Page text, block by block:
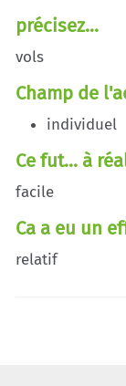
précisez...
vols
Champ de
individuel
Ce fut... à
facile
Ca a eu un
relatif